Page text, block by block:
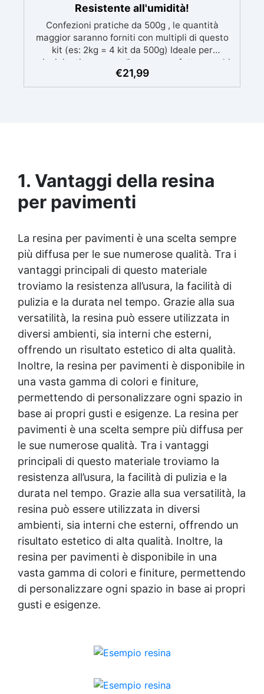
Resistente all'umidità!
Confezioni pratiche da 500g , le quantità
maggior saranno forniti con multipli di questo
kit (es: 2kg = 4 kit da 500g) Ideale per
principianti: a prova di errore, perfetta per chi
inizia. Sempre lucida: garantisce una finitura
brillante e uniforme in ogni condizione.
€21,99
1. Vantaggi della resina
per pavimenti
La resina per pavimenti è una scelta sempre
più diffusa per le sue numerose qualità. Tra i
vantaggi principali di questo materiale
troviamo la resistenza all’usura, la facilità di
pulizia e la durata nel tempo. Grazie alla sua
versatilità, la resina può essere utilizzata in
diversi ambienti, sia interni che esterni,
offrendo un risultato estetico di alta qualità.
Inoltre, la resina per pavimenti è disponibile in
una vasta gamma di colori e finiture,
permettendo di personalizzare ogni spazio in
base ai propri gusti e esigenze. La resina per
pavimenti è una scelta sempre più diffusa per
le sue numerose qualità. Tra i vantaggi
principali di questo materiale troviamo la
resistenza all’usura, la facilità di pulizia e la
durata nel tempo. Grazie alla sua versatilità, la
resina può essere utilizzata in diversi
ambienti, sia interni che esterni, offrendo un
risultato estetico di alta qualità. Inoltre, la
resina per pavimenti è disponibile in una
vasta gamma di colori e finiture, permettendo
di personalizzare ogni spazio in base ai propri
gusti e esigenze.